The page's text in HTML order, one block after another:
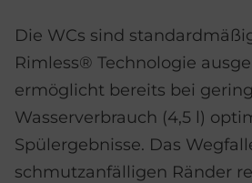
Die WCs sind
Rimless® Technologie
ermöglicht bereits bei
Wasserverbrauch (4,5 l)
Spülergebnisse. Das
schmutzanfälligen Ränder